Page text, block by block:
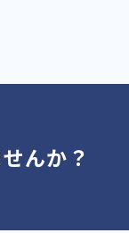
んか？